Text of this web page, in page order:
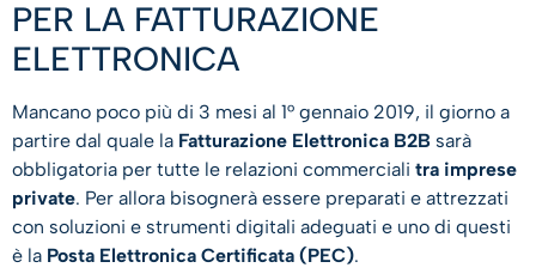
PER LA FATTURAZIONE
ELETTRONICA
Mancano poco più di 3 mesi al 1° gennaio 2019, il giorno a
partire dal quale la Fatturazione Elettronica B2B sarà
obbligatoria per tutte le relazioni commerciali tra imprese
private. Per allora bisognerà essere preparati e attrezzati
con soluzioni e strumenti digitali adeguati e uno di questi
è la Posta Elettronica Certificata (PEC).